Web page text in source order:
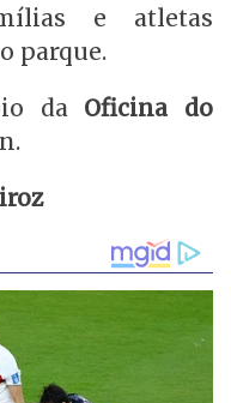
e atletas
parque.
da Oficina do